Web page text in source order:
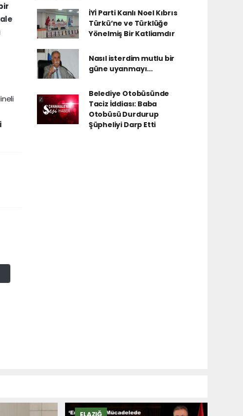
İYİ Parti Kanlı Noel Kıbrıs
Türkü’ne ve Türklüğe
Yönelmiş Bir Katliamdır
Nasıl isterdim mutlu bir
güne uyanmayı...
Belediye Otobüsünde
Taciz İddiası: Baba
Otobüsü Durdurup
Şüpheliyi Darp Etti
ELAZIĞ